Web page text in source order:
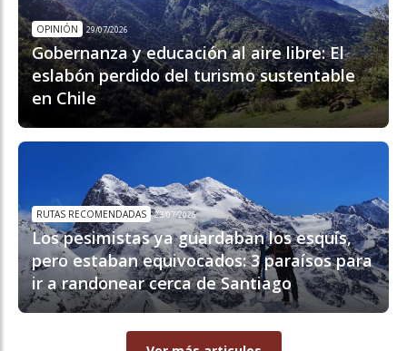
OPINIÓN 29/07/2026
Gobernanza y educación al aire libre: El
eslabón perdido del turismo sustentable
en Chile
RUTAS RECOMENDADAS 23/07/2026
Los pesimistas ya guardaban los esquís,
pero estaban equivocados: 3 paraísos para
ir a randonear cerca de Santiago